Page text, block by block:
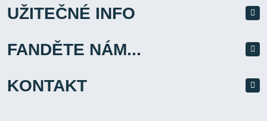
UŽITEČNÉ INFO
FANDĚTE NÁM...
KONTAKT